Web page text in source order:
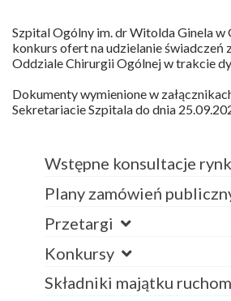
Wstępne konsultacje
Plany zamówień
Przetargi
Konkursy
Składniki majątku
Szpital Ogólny im. dr Witolda Ginela w
konkurs ofert na udzielanie świadczeń
Oddziale Chirurgii Ogólnej w trakcie
Dokumenty wymienione w
Sekretariacie Szpitala do dnia